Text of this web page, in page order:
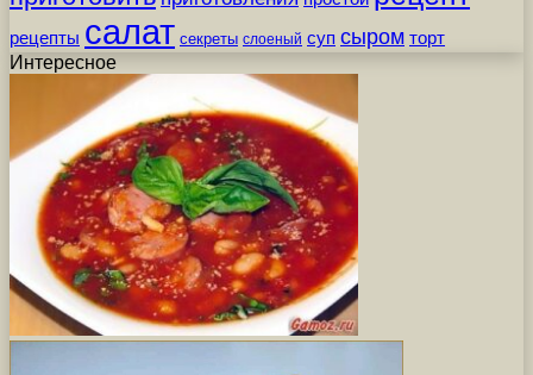
рецепты салат секреты слоеный суп сыром торт
Интересное